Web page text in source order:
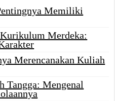
Memiliki
Merdeka:
Merencanakan Kuliah
Tangga: Mengenal